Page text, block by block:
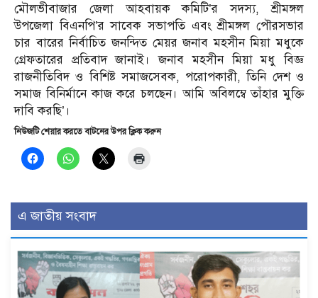
মৌলভীবাজার জেলা আহবায়ক কমিটি’র সদস্য, শ্রীমঙ্গল
উপজেলা বিএনপি’র সাবেক সভাপতি এবং শ্রীমঙ্গল পৌরসভার
চার বারের নির্বাচিত জনন্দিত মেয়র জনাব মহসীন মিয়া মধুকে
গ্রেফতারের প্রতিবাদ জানাই। জনাব মহসীন মিয়া মধু বিজ্ঞ
রাজনীতিবিদ ও বিশিষ্ট সমাজসেবক, পরোপকারী, তিনি দেশ ও
সমাজ বিনির্মানে কাজ করে চলছেন। আমি অবিলম্বে তাঁহার মুক্তি
দাবি করছি’।
নিউজটি শেয়ার করতে বাটনের উপর ক্লিক করুন
এ জাতীয় সংবাদ